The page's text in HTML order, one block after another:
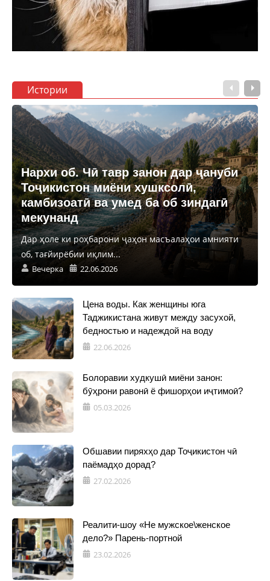
Истории
Нархи об. Чӣ тавр занон дар ҷануби
Тоҷикистон миёни хушксолӣ,
камбизоатӣ ва умед ба об зиндагӣ
мекунанд
Дар ҳоле ки роҳбарони ҷаҳон масъалаҳои амнияти
об, тағйирёбии иқлим...
Вечерка 22.06.2026
Цена воды. Как женщины юга
Таджикистана живут между засухой,
бедностью и надеждой на воду
22.06.2026
Болоравии худкушӣ миёни занон:
бӯҳрони равонӣ ё фишорҳои иҷтимоӣ?
05.03.2026
Обшавии пиряхҳо дар Тоҷикистон чӣ
паёмадҳо дорад?
27.02.2026
Реалити-шоу «Не мужское\женское
дело?» Парень-портной
23.02.2026